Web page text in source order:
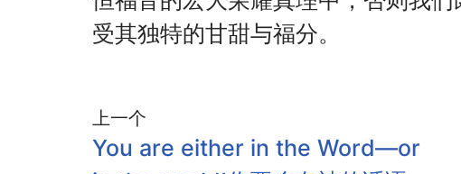
受其独特的甘甜与福分。
上一个
You are either in the Word—or